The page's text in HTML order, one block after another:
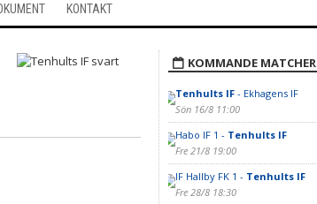
KONTAKT
KOMMANDE MATCHER
Tenhults IF- Ekhagens IF
Sön 16/8 11:00
Habo IF 1 - Tenhults IF
Fre 21/8 19:00
IF Hallby FK 1 - Tenhults IF
Fre 28/8 18:30